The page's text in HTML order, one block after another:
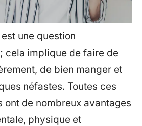
une question
cela implique de faire de
de bien manger et
néfastes. Toutes ces
ont de nombreux avantages
physique et